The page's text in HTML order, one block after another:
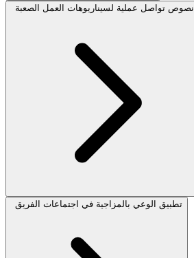
نصوص تواصل عملية لسيناريوهات العمل الصعبة
تطبيق الوعي بالمزاجية في اجتماعات الفريق